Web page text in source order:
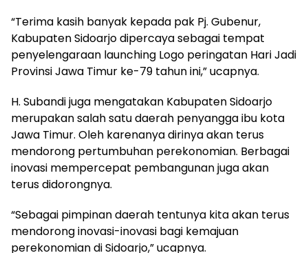
“Terima kasih banyak kepada pak Pj. Gubenur,
Kabupaten Sidoarjo dipercaya sebagai tempat
penyelengaraan launching Logo peringatan Hari Jadi
Provinsi Jawa Timur ke-79 tahun ini,” ucapnya.
H. Subandi juga mengatakan Kabupaten Sidoarjo
merupakan salah satu daerah penyangga ibu kota
Jawa Timur. Oleh karenanya dirinya akan terus
mendorong pertumbuhan perekonomian. Berbagai
inovasi mempercepat pembangunan juga akan
terus didorongnya.
“Sebagai pimpinan daerah tentunya kita akan terus
mendorong inovasi-inovasi bagi kemajuan
perekonomian di Sidoarjo,” ucapnya.